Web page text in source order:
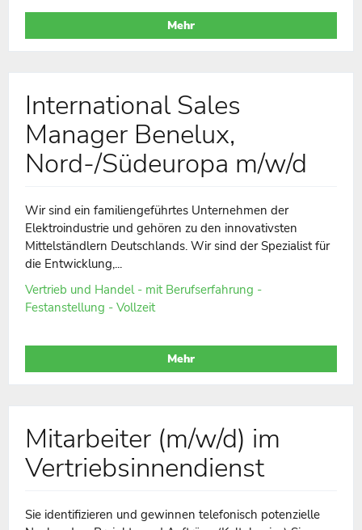
Mehr
International Sales
Manager Benelux,
Nord-/Südeuropa m/w/d
Wir sind ein familiengeführtes Unternehmen der
Elektroindustrie und gehören zu den innovativsten
Mittelständlern Deutschlands. Wir sind der Spezialist für
die Entwicklung,...
Vertrieb und Handel - mit Berufserfahrung -
Festanstellung - Vollzeit
Mehr
Mitarbeiter (m/w/d) im
Vertriebsinnendienst
Sie identifizieren und gewinnen telefonisch potenzielle